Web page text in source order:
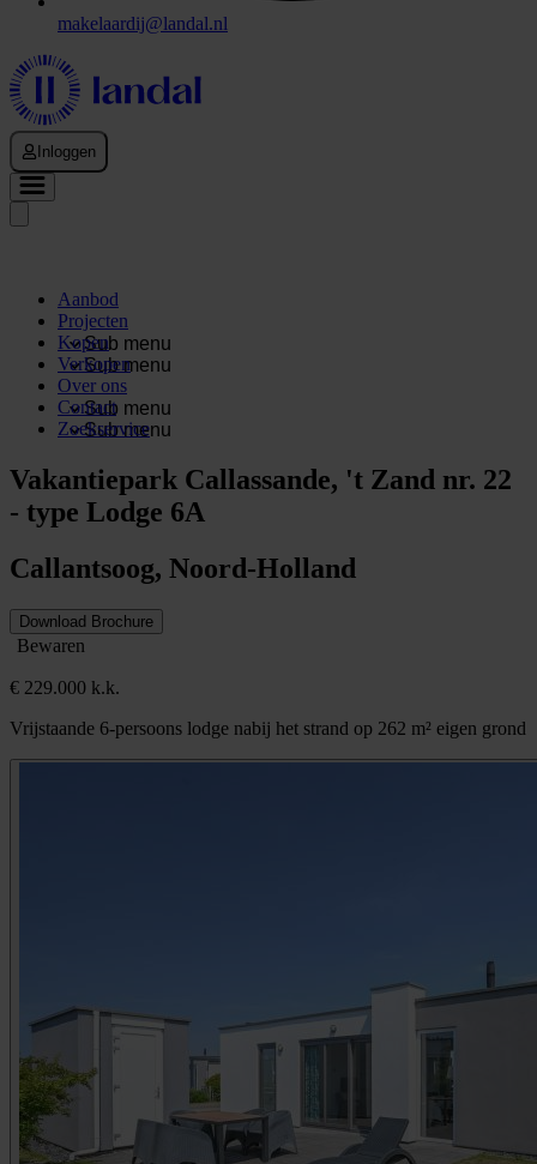
makelaardij@landal.nl
Inloggen
Aanbod
Projecten
Sub menu
Kopen
Sub menu
Verkopen
Over ons
Sub menu
Contact
Sub menu
Zoekservice
Vakantiepark Callassande, 't Zand nr. 22
- type Lodge 6A
Callantsoog, Noord-Holland
Download Brochure
Bewaren
€ 229.000 k.k.
Vrijstaande 6-persoons lodge nabij het strand op 262 m² eigen grond